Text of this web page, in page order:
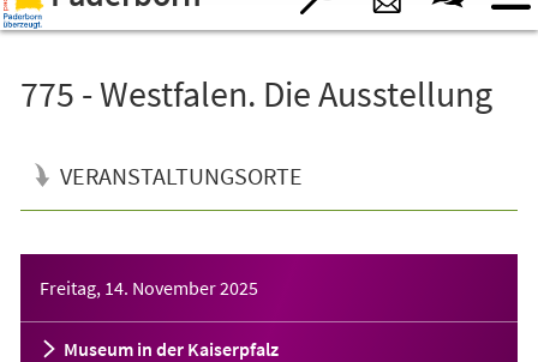
öffnen.
775 - Westfalen. Die Ausstellung
VERANSTALTUNGSORTE
Freitag, 14. November 2025
Museum in der Kaiserpfalz